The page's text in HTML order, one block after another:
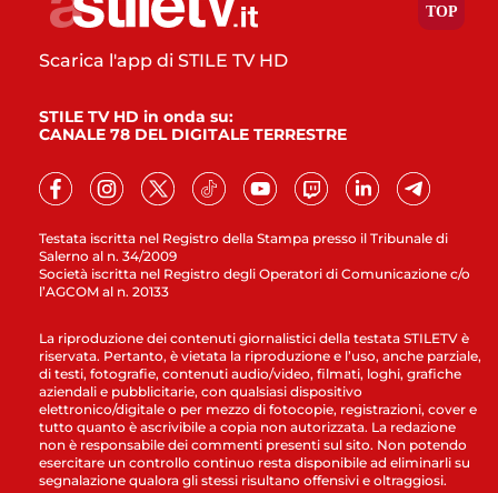
Testata iscritta nel Registro della Stampa presso il Tribunale di
Salerno al n. 34/2009
Società iscritta nel Registro degli Operatori di Comunicazione c/o
l’AGCOM al n. 20133
Scarica l'app di STILE TV HD
STILE TV HD in onda su:
CANALE 78 DEL DIGITALE TERRESTRE
La riproduzione dei contenuti giornalistici della testata STILETV è
riservata. Pertanto, è vietata la riproduzione e l’uso, anche parziale,
di testi, fotografie, contenuti audio/video, filmati, loghi, grafiche
aziendali e pubblicitarie, con qualsiasi dispositivo
elettronico/digitale o per mezzo di fotocopie, registrazioni, cover e
tutto quanto è ascrivibile a copia non autorizzata. La redazione
non è responsabile dei commenti presenti sul sito. Non potendo
esercitare un controllo continuo resta disponibile ad eliminarli su
segnalazione qualora gli stessi risultano offensivi e oltraggiosi.